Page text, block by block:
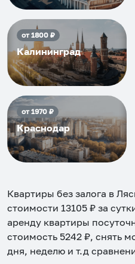
от1800₽
Калининград
от1970₽
Краснодар
Квартиры без залога в
стоимости 13105 ₽ за
аренду квартиры
стоимость 5242 ₽, снять
дня, неделю и т.д